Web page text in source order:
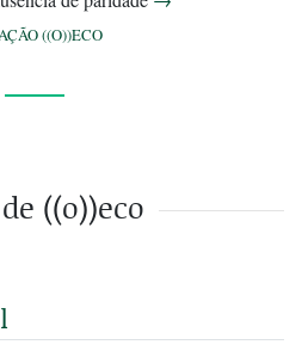
((O))ECO
((o))eco